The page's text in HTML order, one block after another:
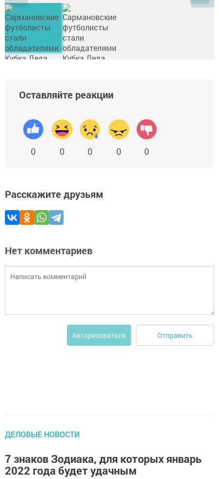
Оставляйте реакции
0 0 0 0 0
Расскажите друзьям
Нет комментариев
Авторизоваться Отправить
ДЕЛОВЫЕ НОВОСТИ
7 знаков Зодиака, для которых январь
2022 года будет удачным